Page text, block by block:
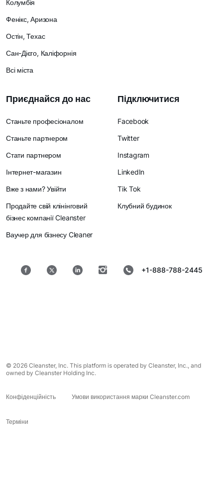
Колумбія
Фенікс, Аризона
Остін, Техас
Сан-Дієго, Каліфорнія
Всі міста
Приєднайся до нас
Станьте професіоналом
Станьте партнером
Стати партнером
Інтернет-магазин
Вже з нами? Увійти
Продайте свій клінінговий
бізнес компанії Cleanster
Ваучер для бізнесу Cleaner
Підключитися
Facebook
Twitter
Instagram
LinkedIn
Tik Tok
Клубний будинок
+1-888-788-2445
© 2026 Cleanster, Inc. This platform is operated by Cleanster, Inc., and
owned by Cleanster Holding Inc.
Конфіденційність Умови використання марки Cleanster.com
Терміни